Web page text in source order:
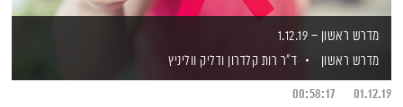
מדרש ראשון – 1.12.19
מדרש ראשון
ד"ר רות קלדרון ודליק ווליניץ
01.12.19
00:58:17